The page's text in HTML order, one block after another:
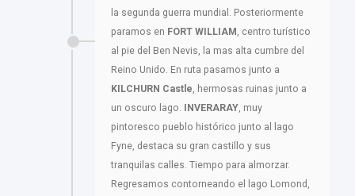
la segunda guerra mundial. Posteriormente
paramos en FORT WILLIAM, centro turístico
al pie del Ben Nevis, la mas alta cumbre del
Reino Unido. En ruta pasamos junto a
KILCHURN Castle, hermosas ruinas junto a
un oscuro lago. INVERARAY, muy
pintoresco pueblo histórico junto al lago
Fyne, destaca su gran castillo y sus
tranquilas calles. Tiempo para almorzar.
Regresamos contorneando el lago Lomond,